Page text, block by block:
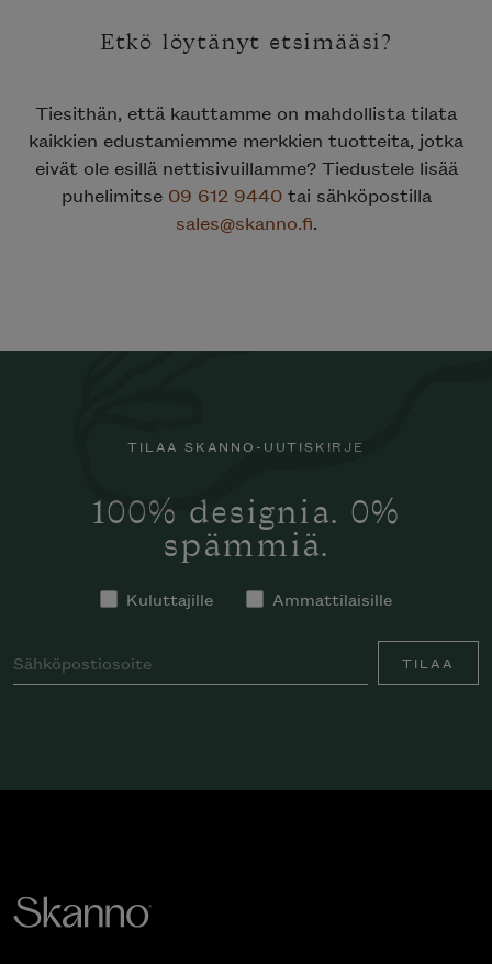
Etkö löytänyt etsimääsi?
Tiesithän, että kauttamme on mahdollista tilata
kaikkien edustamiemme merkkien tuotteita, jotka
eivät ole esillä nettisivuillamme? Tiedustele lisää
puhelimitse 09 612 9440tai sähköpostilla
sales@skanno.fi.
TILAA SKANNO-UUTISKIRJE
100% designia. 0%
spämmiä.
Kuluttajille Ammattilaisille
TILAA